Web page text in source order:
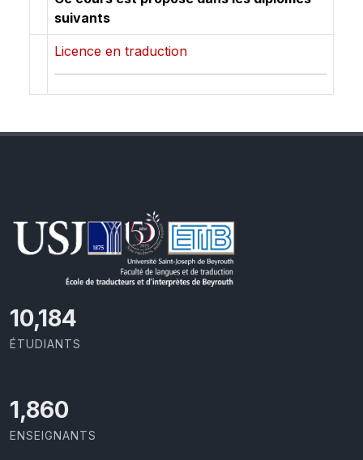
suivants
Licence en traduction
11,110
ÉTUDIANTS
2,029
ENSEIGNANTS